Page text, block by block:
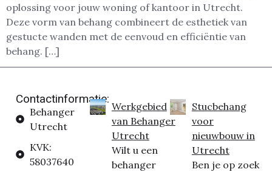
oplossing voor jouw woning of kantoor in Utrecht.
Deze vorm van behang combineert de esthetiek van
gestucte wanden met de eenvoud en efficiëntie van
behang. […]
Contactinformatie:
Behanger
Utrecht
KVK:
58037640
Werkgebied
van Behanger
Utrecht
Wilt u een
behanger
Stucbehang
voor
nieuwbouw in
Utrecht
Ben je op zoek